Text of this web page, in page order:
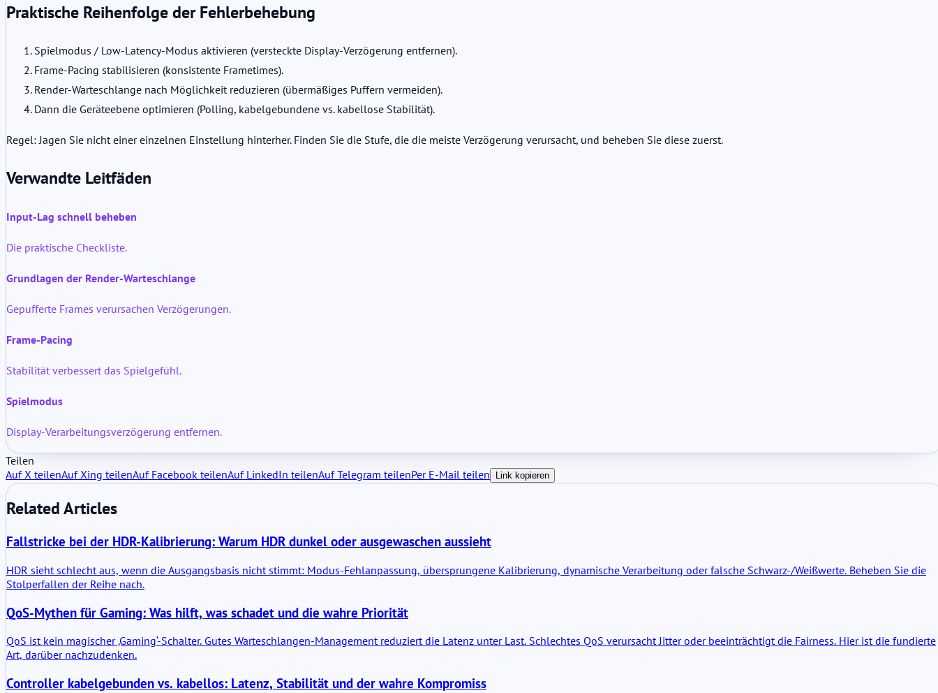
Praktische Reihenfolge der Fehlerbehebung
Spielmodus / Low-Latency-Modus aktivieren (versteckte Display-Verzögerung entfernen).
Frame-Pacing stabilisieren (konsistente Frametimes).
Render-Warteschlange nach Möglichkeit reduzieren (übermäßiges Puffern vermeiden).
Dann die Geräteebene optimieren (Polling, kabelgebundene vs. kabellose Stabilität).
Regel: Jagen Sie nicht einer einzelnen Einstellung hinterher. Finden Sie die Stufe, die die meiste Verzögerung verursacht, und beheben Sie diese zuerst.
Verwandte Leitfäden
Input-Lag schnell beheben
Die praktische Checkliste.
Grundlagen der Render-Warteschlange
Gepufferte Frames verursachen Verzögerungen.
Frame-Pacing
Stabilität verbessert das Spielgefühl.
Spielmodus
Display-Verarbeitungsverzögerung entfernen.
Teilen
Auf X teilenAuf Xing teilenAuf Facebook teilenAuf LinkedIn teilenAuf Telegram teilenPer E-Mail teilen Link kopieren
Related Articles
Fallstricke bei der HDR-Kalibrierung: Warum HDR dunkel oder ausgewaschen aussieht
HDR sieht schlecht aus, wenn die Ausgangsbasis nicht stimmt: Modus-Fehlanpassung, übersprungene Kalibrierung, dynamische Verarbeitung oder falsche Schwarz-/Weißwerte. Beheben Sie die
Stolperfallen der Reihe nach.
QoS-Mythen für Gaming: Was hilft, was schadet und die wahre Priorität
QoS ist kein magischer ‚Gaming‘-Schalter. Gutes Warteschlangen-Management reduziert die Latenz unter Last. Schlechtes QoS verursacht Jitter oder beeinträchtigt die Fairness. Hier ist die fundierte
Art, darüber nachzudenken.
Controller kabelgebunden vs. kabellos: Latenz, Stabilität und der wahre Kompromiss